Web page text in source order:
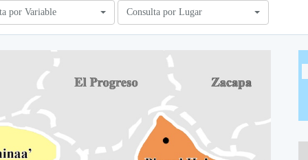
por Variable Consulta por Lugar